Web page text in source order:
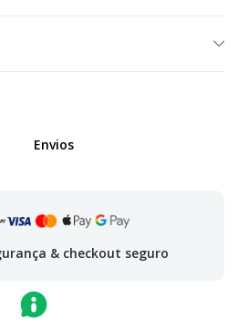
Envios
& checkout seguro